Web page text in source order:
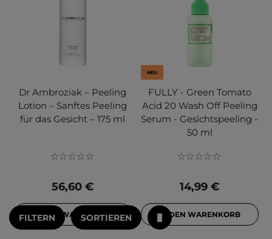
Dr Ambroziak – Peeling
Lotion – Sanftes Peeling
für das Gesicht – 175 ml
56,60 €
IN DEN WARENKORB
NEU
FULLY - Green Tomato
Acid 20 Wash Off Peeling
Serum - Gesichtspeeling -
50 ml
14,99 €
IN DEN WARENKORB
FILTERN SORTIEREN